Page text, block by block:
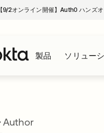
【9/2オンライン開催】Auth0 ハンズ
製品 ソリュー
Author